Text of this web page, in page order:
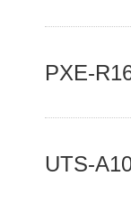
PXE-
UTS-